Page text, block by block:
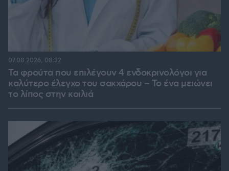
Τα φρούτα που επιλέγουν 4 ενδοκρινολόγοι για
καλύτερο έλεγχο του σακχάρου – Το ένα μειώνει
το λίπος στην κοιλιά
07.08.2026, 08:32